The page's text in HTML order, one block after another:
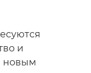
и
новым